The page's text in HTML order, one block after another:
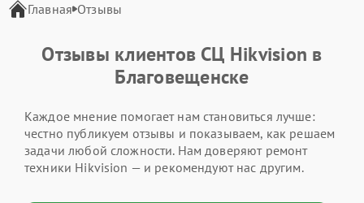
Главная Отзывы
Отзывы клиентов СЦ Hikvision в
Благовещенске
Каждое мнение помогает нам становиться лучше:
честно публикуем отзывы и показываем, как решаем
задачи любой сложности. Нам доверяют ремонт
техники Hikvision — и рекомендуют нас другим.